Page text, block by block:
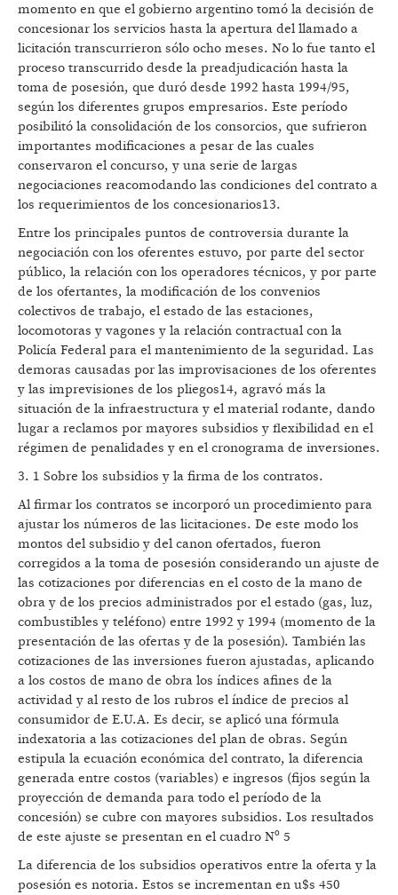
momento en que el gobierno argentino tomó la decisión de
concesionar los servicios hasta la apertura del llamado a
licitación transcurrieron sólo ocho meses. No lo fue tanto el
proceso transcurrido desde la preadjudicación hasta la
toma de posesión, que duró desde 1992 hasta 1994/95,
según los diferentes grupos empresarios. Este período
posibilitó la consolidación de los consorcios, que sufrieron
importantes modificaciones a pesar de las cuales
conservaron el concurso, y una serie de largas
negociaciones reacomodando las condiciones del contrato a
los requerimientos de los concesionarios13.
Entre los principales puntos de controversia durante la
negociación con los oferentes estuvo, por parte del sector
público, la relación con los operadores técnicos, y por parte
de los ofertantes, la modificación de los convenios
colectivos de trabajo, el estado de las estaciones,
locomotoras y vagones y la relación contractual con la
Policía Federal para el mantenimiento de la seguridad. Las
demoras causadas por las improvisaciones de los oferentes
y las imprevisiones de los pliegos14, agravó más la
situación de la infraestructura y el material rodante, dando
lugar a reclamos por mayores subsidios y flexibilidad en el
régimen de penalidades y en el cronograma de inversiones.
3. 1 Sobre los subsidios y la firma de los contratos.
Al firmar los contratos se incorporó un procedimiento para
ajustar los números de las licitaciones. De este modo los
montos del subsidio y del canon ofertados, fueron
corregidos a la toma de posesión considerando un ajuste de
las cotizaciones por diferencias en el costo de la mano de
obra y de los precios administrados por el estado (gas, luz,
combustibles y teléfono) entre 1992 y 1994 (momento de la
presentación de las ofertas y de la posesión). También las
cotizaciones de las inversiones fueron ajustadas, aplicando
a los costos de mano de obra los índices afines de la
actividad y al resto de los rubros el índice de precios al
consumidor de E.U.A. Es decir, se aplicó una fórmula
indexatoria a las cotizaciones del plan de obras. Según
estipula la ecuación económica del contrato, la diferencia
generada entre costos (variables) e ingresos (fijos según la
proyección de demanda para todo el período de la
concesión) se cubre con mayores subsidios. Los resultados
de este ajuste se presentan en el cuadro Nº 5
La diferencia de los subsidios operativos entre la oferta y la
posesión es notoria. Estos se incrementan en u$s 450